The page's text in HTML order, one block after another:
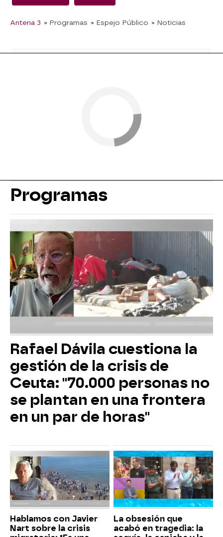
Antena 3 » Programas » Espejo Público » Noticias
Programas
Rafael Dávila cuestiona la
gestión de la crisis de
Ceuta: "70.000 personas no
se plantan en una frontera
en un par de horas"
Hablamos con Javier
Nart sobre la crisis
La obsesión que
acabó en tragedia: la